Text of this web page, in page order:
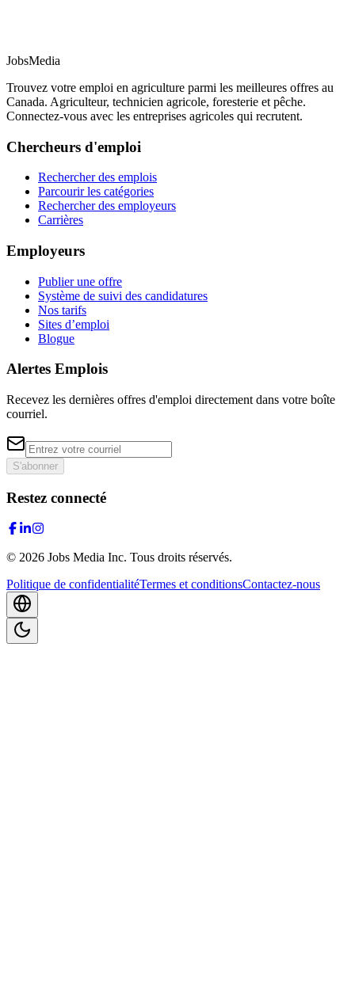
JobsMedia
Trouvez votre emploi en agriculture parmi les meilleures offres au
Canada. Agriculteur, technicien agricole, foresterie et pêche.
Connectez-vous avec les entreprises agricoles qui recrutent.
Chercheurs d'emploi
Rechercher des emplois
Parcourir les catégories
Rechercher des employeurs
Carrières
Employeurs
Publier une offre
Système de suivi des candidatures
Nos tarifs
Sites d’emploi
Blogue
Alertes Emplois
Recevez les dernières offres d'emploi directement dans votre boîte
courriel.
S'abonner
Restez connecté
© 2026 Jobs Media Inc. Tous droits réservés.
Politique de confidentialitéTermes et conditionsContactez-nous